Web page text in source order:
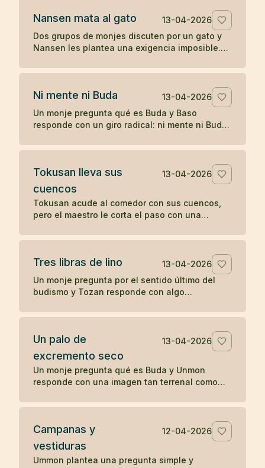
Nansen mata al gato
13-04-2026
Dos grupos de monjes discuten por un gato y
Nansen les plantea una exigencia imposible.
más tarde Joshu contesta sin palabras.
Ni mente ni Buda
13-04-2026
Un monje pregunta qué es Buda y Baso
responde con un giro radical: ni mente ni Buda.
formulación.
Tokusan lleva sus
cuencos
13-04-2026
Tokusan acude al comedor con sus cuencos,
pero el maestro le corta el paso con una
comprensión. Un koan sobre atención y
Tres libras de lino
13-04-2026
Un monje pregunta por el sentido último del
budismo y Tozan responde con algo
koan sobre la realidad inmediata.
Un palo de
excremento seco
13-04-2026
Un monje pregunta qué es Buda y Unmon
responde con una imagen tan terrenal como
Campanas y
vestiduras
12-04-2026
Ummon plantea una pregunta simple y